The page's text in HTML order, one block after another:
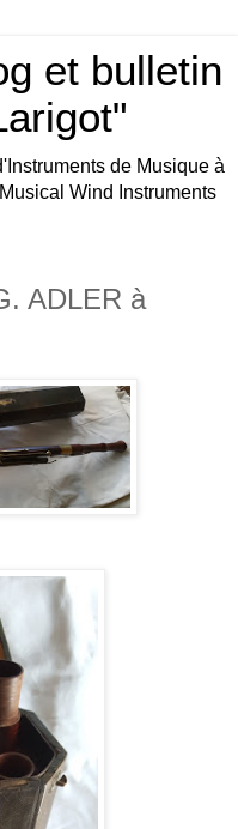
et bulletin
de Musique à
Wind Instruments
ADLER à